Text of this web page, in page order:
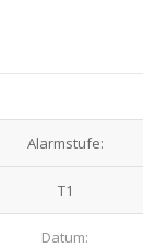
Alarmstufe:
T1
Datum: